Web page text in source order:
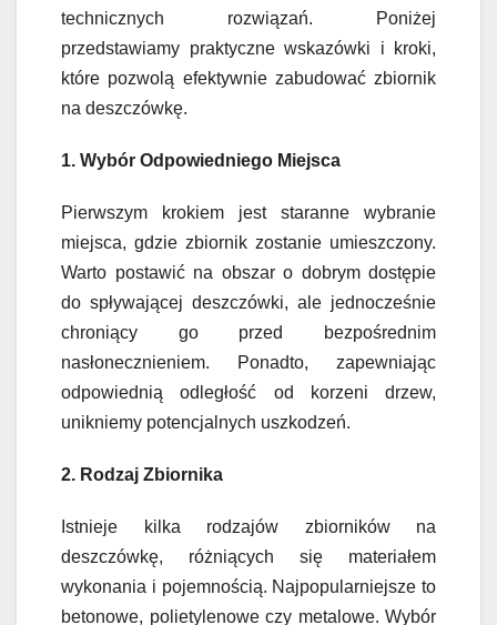
technicznych rozwiązań. Poniżej
przedstawiamy praktyczne wskazówki i kroki,
które pozwolą efektywnie zabudować zbiornik
na deszczówkę.
1. Wybór Odpowiedniego Miejsca
Pierwszym krokiem jest staranne wybranie
miejsca, gdzie zbiornik zostanie umieszczony.
Warto postawić na obszar o dobrym dostępie
do spływającej deszczówki, ale jednocześnie
chroniący go przed bezpośrednim
nasłonecznieniem. Ponadto, zapewniając
odpowiednią odległość od korzeni drzew,
unikniemy potencjalnych uszkodzeń.
2. Rodzaj Zbiornika
Istnieje kilka rodzajów zbiorników na
deszczówkę, różniących się materiałem
wykonania i pojemnością. Najpopularniejsze to
betonowe, polietylenowe czy metalowe. Wybór